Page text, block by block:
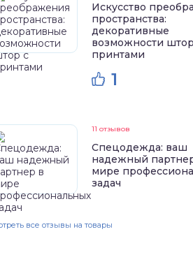
Искусство
пространства:
декоративные
возможности
принтами
1
11 отзывов
Спецодежда: ваш
надежный
мире
задач
все отзывы на товары